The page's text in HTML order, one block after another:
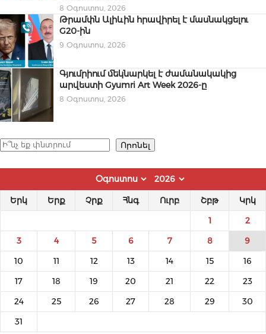
8 Օգոստոս, 2026
Թրամփն Ալիևին հրավիրել է մասնակցելու
G20-ին
9 Օգոստոս, 2026
Գյումրիում մեկնարկել է ժամանակակից
արվեստի Gyumri Art Week 2026-ը
8 Օգոստոս, 2026
Որոնել Որոնել
Երկ Երք Չրք Հնգ Ուրբ Շբթ Կրկ
1 2
3 4 5 6 7 8 9
10 11 12 13 14 15 16
17 18 19 20 21 22 23
24 25 26 27 28 29 30
31